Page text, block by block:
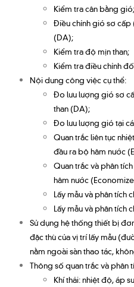
Kiểm tra cân bằng gió;
Điều chỉnh gió sơ cấp
(DA);
Kiểm tra độ mịn than;
Kiểm tra điều chỉnh
Nội dung công việc cụ thể:
Đo lưu lượng gió sơ
than (DA);
Đo lưu lượng gió tại
Quan trắc liên tục
đầu ra bộ hâm nước
Quan trắc và phân
hâm nước
Lấy mẫu và phân tích
Lấy mẫu và phân tích
Sử dụng hệ thống thiết bị
đặc thù của vị trí lấy mẫu
nằm ngoài sàn thao tác,
Thông số quan trắc và phân
Khí thải: nhiệt độ, áp